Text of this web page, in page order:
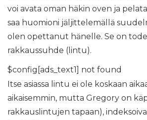
voi avata oman häkin oven ja
saa huomioni jäljittelemällä
olen opettanut hänelle. Se on
rakkaussuhde (lintu).
$config[ads_text1] not found
Itse asiassa lintu ei ole koskaan
aikaisemmin, mutta Gregory on
rakkauslintujen tapaan),